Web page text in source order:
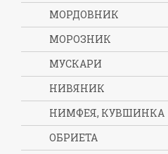
МОРДОВНИК
МОРОЗНИК
МУСКАРИ
НИВЯНИК
НИМФЕЯ, КУВШИНКА
ОБРИЕТА